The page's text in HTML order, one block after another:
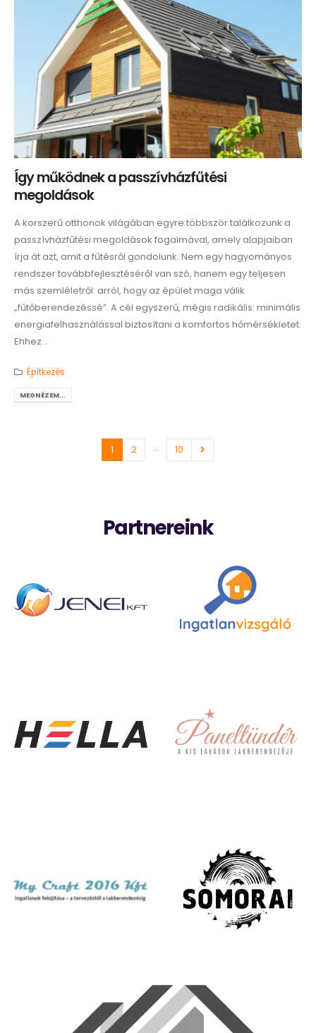
Így működnek a passzívházfűtési
megoldások
A korszerű otthonok világában egyre többször találkozunk a
passzívházfűtési megoldások fogalmával, amely alapjaiban
írja át azt, amit a fűtésről gondolunk. Nem egy hagyományos
rendszer továbbfejlesztéséről van szó, hanem egy teljesen
más szemléletről: arról, hogy az épület maga válik
„fűtőberendezéssé”. A cél egyszerű, mégis radikális: minimális
energiafelhasználással biztosítani a komfortos hőmérsékletet.
Ehhez...
Építkezés
MEGNÉZEM...
1 2 … 10
Partnereink